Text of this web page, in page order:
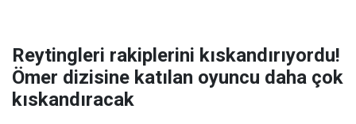
Reytingleri rakiplerini kıskandırıyordu!
Ömer dizisine katılan oyuncu daha çok
kıskandıracak